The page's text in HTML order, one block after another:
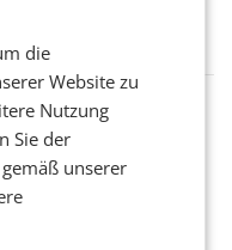
Filialen in Nieder- und
beiden Standorte liegen
Wechsel: Jürgen
1.1.2027 auf Adeg
– Die geplante
Adeg und dem
Jürgen Albrecht ist
die
Website zu
Nutzung
Sie der
unserer